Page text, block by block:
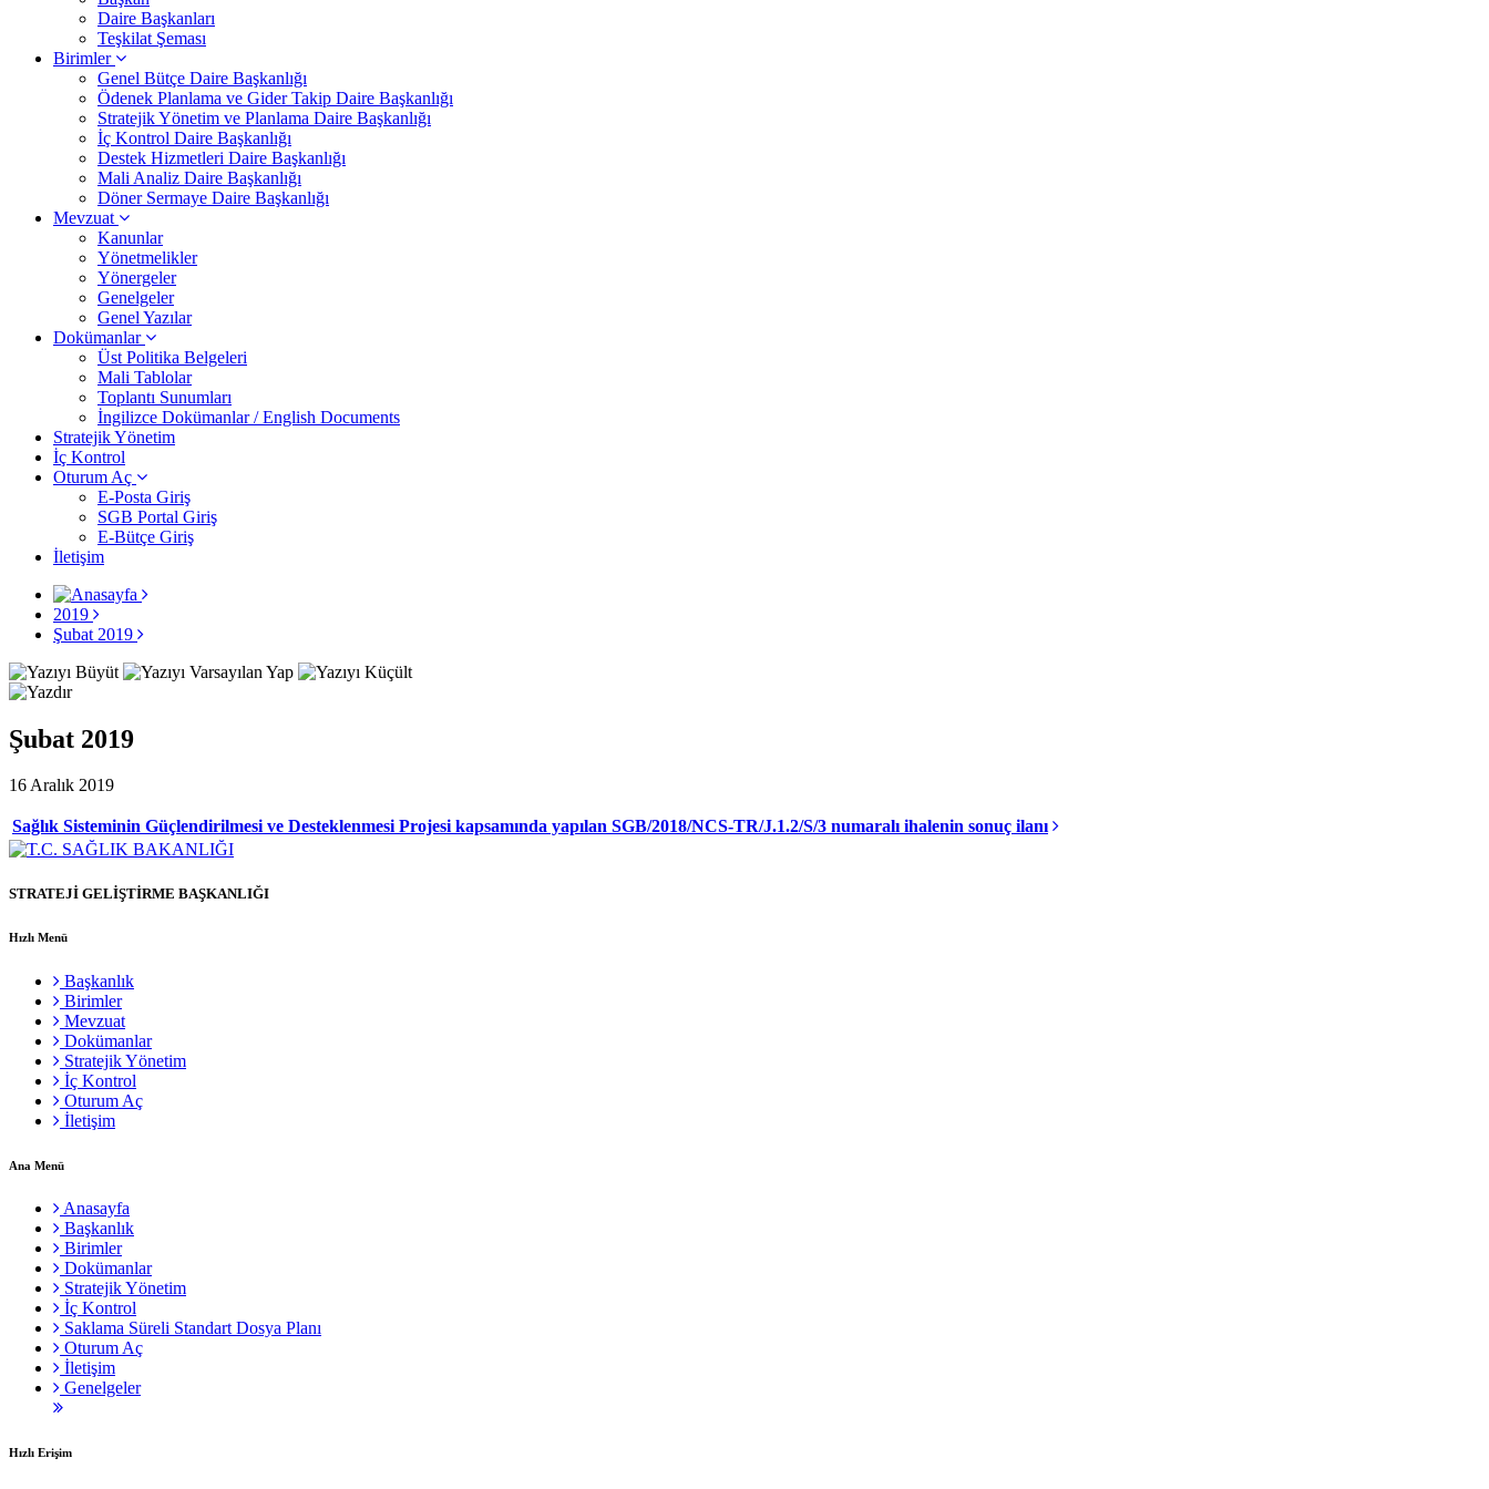
Daire Başkanları
Teşkilat Şeması
Birimler
Genel Bütçe Daire Başkanlığı
Ödenek Planlama ve Gider Takip Daire Başkanlığı
Stratejik Yönetim ve Planlama Daire Başkanlığı
İç Kontrol Daire Başkanlığı
Destek Hizmetleri Daire Başkanlığı
Mali Analiz Daire Başkanlığı
Döner Sermaye Daire Başkanlığı
Mevzuat
Kanunlar
Yönetmelikler
Yönergeler
Genelgeler
Genel Yazılar
Dokümanlar
Üst Politika Belgeleri
Mali Tablolar
Toplantı Sunumları
İngilizce Dokümanlar / English Documents
Stratejik Yönetim
İç Kontrol
Oturum Aç
E-Posta Giriş
SGB Portal Giriş
E-Bütçe Giriş
İletişim
2019
Şubat 2019
Şubat 2019
16 Aralık 2019
Sağlık Sisteminin Güçlendirilmesi ve Desteklenmesi Projesi kapsamında yapılan SGB/2018/NCS-TR/J.1.2/S/3 numaralı ihalenin sonuç ilanı
STRATEJİ GELİŞTİRME BAŞKANLIĞI
Hızlı Menü
Başkanlık
Birimler
Mevzuat
Dokümanlar
Stratejik Yönetim
İç Kontrol
Oturum Aç
İletişim
Ana Menü
Anasayfa
Başkanlık
Birimler
Dokümanlar
Stratejik Yönetim
İç Kontrol
Saklama Süreli Standart Dosya Planı
Oturum Aç
İletişim
Genelgeler
Hızlı Erişim